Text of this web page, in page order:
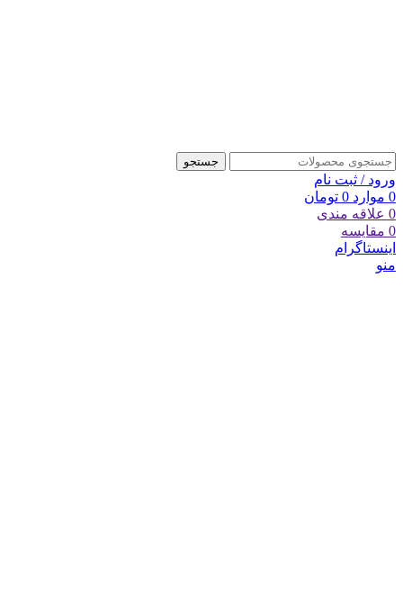
جستجو
ورود / ثبت نام
0 موارد 0 تومان
0 علاقه مندی
0 مقایسه
اینستاگرام
منو